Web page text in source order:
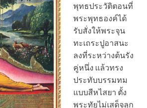
พุทธประวัติตอนที่
พระพุทธองค์ได้
รับสั่งให้พระจุน
ทะเถระปูอาสนะ
ลงที่ระหว่างต้นรัง
คู่หนึ่ง แล้วทรง
ประทับบรรมทม
แบบสีหไสยา ตั้ง
พระทัยไม่เสด็จลุก